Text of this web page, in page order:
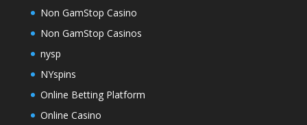
Non GamStop Casino
Non GamStop Casinos
nysp
NYspins
Online Betting Platform
Online Casino